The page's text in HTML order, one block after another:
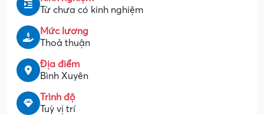
Từ chưa có kinh nghiệm
Mức lương
Thoả thuận
Địa điểm
Bình Xuyên
Trình độ
Tuỳ vị trí